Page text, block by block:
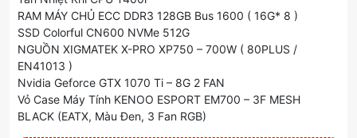
RAM MÁY CHỦ ECC DDR3 128GB Bus 1600 ( 16G* 8 )
SSD Colorful CN600 NVMe 512G
NGUỒN XIGMATEK X-PRO XP750 – 700W ( 80PLUS /
EN41013 )
Nvidia Geforce GTX 1070 Ti – 8G 2 FAN
Vỏ Case Máy Tính KENOO ESPORT EM700 – 3F MESH
BLACK (EATX, Màu Đen, 3 Fan RGB)